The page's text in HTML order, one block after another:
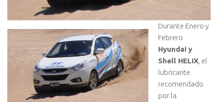
Durante Enero y
Febrero
Hyundai y
Shell HELIX , el
lubricante
recomendado
por la